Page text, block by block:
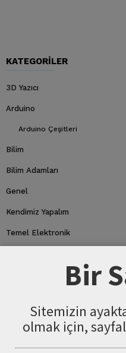
KATEGORILER
3D Yazıcı
Arduino
Arduino Çeşitleri
Bilim
Bilim Adamları
Genel
Kendimiz Yapalım
Temel Elektronik
Bir
Sitemizin
olmak için,